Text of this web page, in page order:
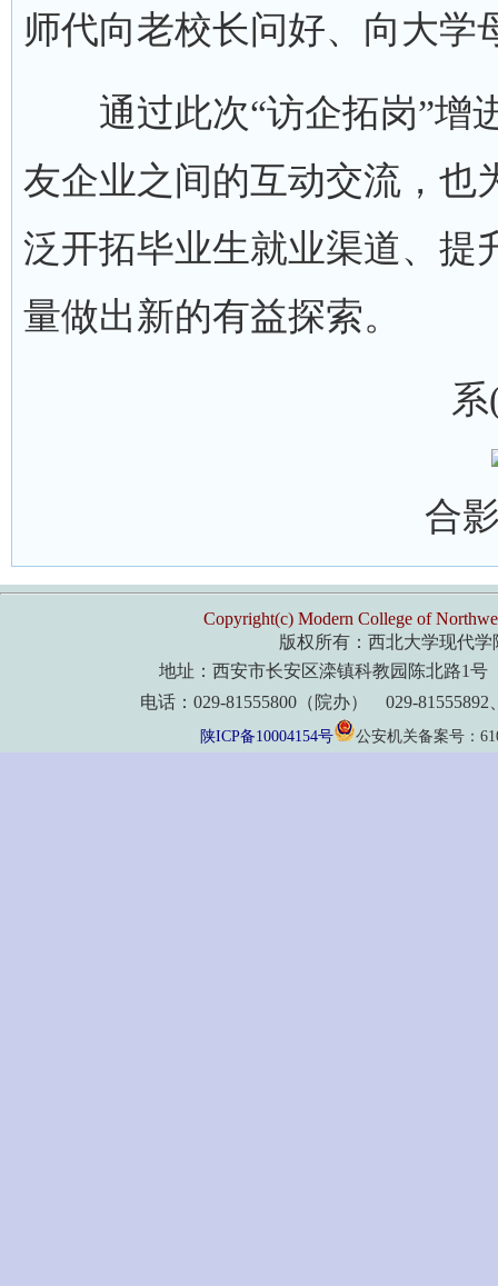
师代向老校长问好、向大学
通过此次“访企拓岗”增
友企业之间的互动交流，也
泛开拓毕业生就业渠道、提
量做出新的有益探索。
系(
合
Copyright(c) Modern College of
版权所有：西北大学现代学
地址：西安市长安区滦镇科教园陈北路1
电话：029-81555800（院办） 029-81555892
陕ICP备10004154号 公安机关备案号：